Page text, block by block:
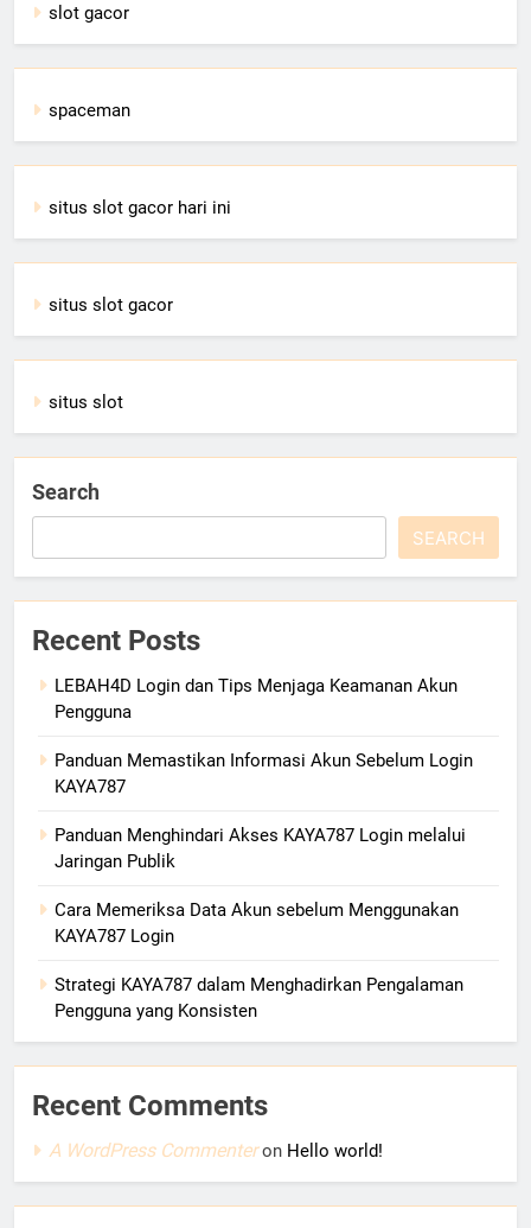
slot gacor
spaceman
situs slot gacor hari ini
situs slot gacor
situs slot
Search
SEARCH
Recent Posts
LEBAH4D Login dan Tips Menjaga Keamanan Akun
Pengguna
Panduan Memastikan Informasi Akun Sebelum Login
KAYA787
Panduan Menghindari Akses KAYA787 Login melalui
Jaringan Publik
Cara Memeriksa Data Akun sebelum Menggunakan
KAYA787 Login
Strategi KAYA787 dalam Menghadirkan Pengalaman
Pengguna yang Konsisten
Recent Comments
A WordPress Commenteron Hello world!